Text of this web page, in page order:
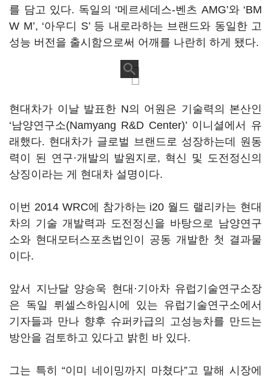
를 담고 있다. 독일의 ‘메르세데스-벤츠 AMG’와 ‘BM
W M’, ‘아우디 S’ 등 내로라하는 브랜드와 동일한 고
성능 버전을 출시함으로써 어깨를 나란히 하게 됐다.
현대차가 이날 발표한 N의 어원은 기술력의 본산인
‘남양연구소(Namyang R&D Center)’ 이니셜에서 유
래했다. 현대차가 글로벌 브랜드로 성장하는데 원동
력이 된 연구·개발의 발원지로, 혁신 및 도전정신의
상징이라는 게 현대차 설명이다.
이번 2014 WRC에 참가하는 i20 월드 랠리카는 현대
차의 기술 개발력과 도전정신을 바탕으로 남양연구
소와 현대모터스포츠법인이 공동 개발한 첫 결과물
이다.
앞서 지난달 양승욱 현대·기아차 유럽기술연구소장
은 독일 뤼셀스하임시에 있는 유럽기술연구소에서
기자들과 만나 향후 슈퍼카급의 고성능차를 만드는
방안을 검토하고 있다고 밝힌 바 있다.
그는 특히 “이미 네이밍까지 마쳤다”고 말해 시장에